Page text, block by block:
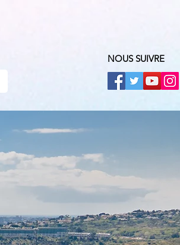
NOUS SUIVRE